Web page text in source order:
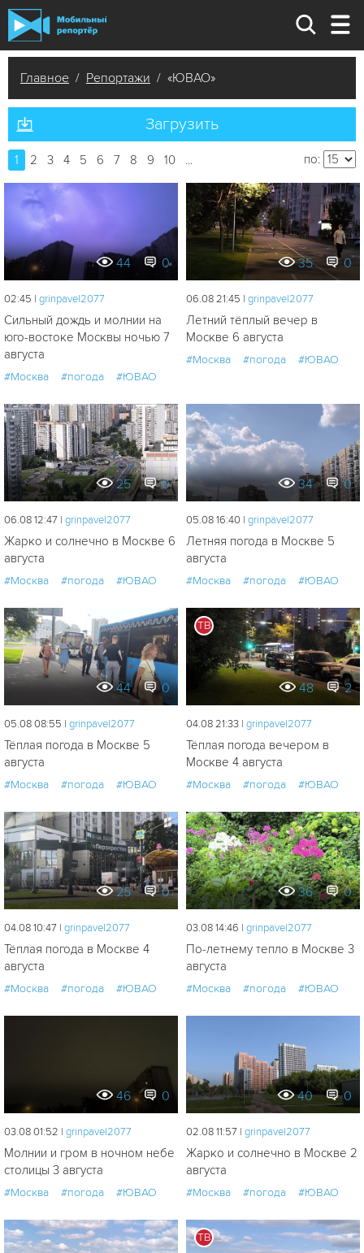
Главное / Репортажи / «ЮВАО»
Загрузить
по:
1 2 3 4 5 6 7 8 9 10
44 0
02:45 | grinpavel2077
Сильный дождь и молнии на
юго-востоке Москвы ночью 7
августа
#Москва #погода #ЮВАО
35 0
06.08 21:45 | grinpavel2077
Летний тёплый вечер в
Москве 6 августа
#Москва #погода #ЮВАО
25 0
06.08 12:47 | grinpavel2077
Жарко и солнечно в Москве 6
августа
#Москва #погода #ЮВАО
34 0
05.08 16:40 | grinpavel2077
Летняя погода в Москве 5
августа
#Москва #погода #ЮВАО
44 0
05.08 08:55 | grinpavel2077
Тёплая погода в Москве 5
августа
#Москва #погода #ЮВАО
ТВ
48 2
04.08 21:33 | grinpavel2077
Тёплая погода вечером в
Москве 4 августа
#Москва #погода #ЮВАО
25 0
04.08 10:47 | grinpavel2077
Тёплая погода в Москве 4
августа
#Москва #погода #ЮВАО
36 0
03.08 14:46 | grinpavel2077
По-летнему тепло в Москве 3
августа
#Москва #погода #ЮВАО
46 0
03.08 01:52 | grinpavel2077
Молнии и гром в ночном небе
столицы 3 августа
#Москва #погода #ЮВАО
40 0
02.08 11:57 | grinpavel2077
Жарко и солнечно в Москве 2
августа
#Москва #погода #ЮВАО
ТВ